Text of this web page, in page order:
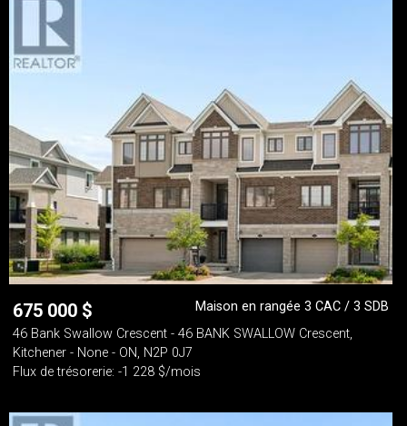
675 000 $
Maison en rangée 3 CAC / 3 SDB
46 Bank Swallow Crescent - 46 BANK SWALLOW Crescent,
Kitchener - None - ON, N2P 0J7
Flux de trésorerie: -1 228 $/mois